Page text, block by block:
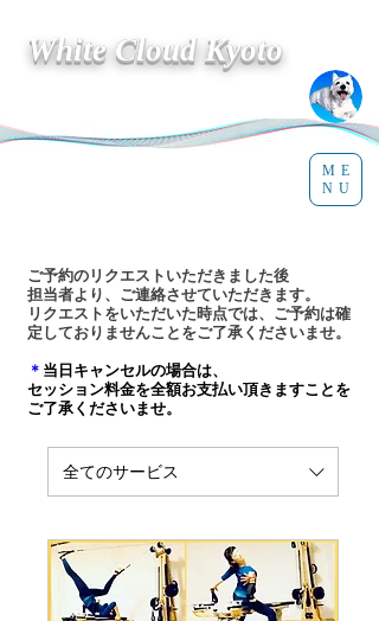
White Cloud Kyoto
ME
NU
​ご予約のリクエストいただきました後
担当者より、ご連絡させていただきます。
​リクエストをいただいた時点では、ご予約は確
定しておりませんことをご了承くださいませ。
＊ 当日キャンセルの場合は、
セッション料金を全額お支払い頂きますことを
ご了承くださいませ。
全てのサービス